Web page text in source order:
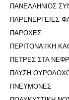
ΠΑΝΕΛΛΗΝΙΟΣ
ΠΑΡΕΝΕΡΓΕΙΕΣ
ΠΑΡΟΧΕΣ
ΠΕΡΙΤΟΝΑ'I'ΚΗ
ΠΕΤΡΕΣ ΣΤΑ
ΠΛΥΣΗ
ΠΝΕΥΜΟΝΕΣ